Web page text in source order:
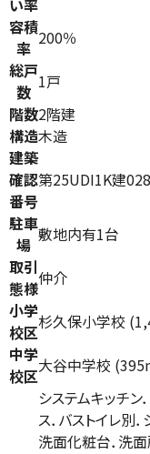
い率
容積
率 200％
総戸
数 1戸
階数2階建
構造木造
建築
確認
番号
第25UDI1K建
駐車
場 敷地内有1台
取引
態様仲介
小学
校区杉久保小学校
中学
校区大谷中学校
システムキッチン
ス．バストイレ別
洗面化粧台．洗